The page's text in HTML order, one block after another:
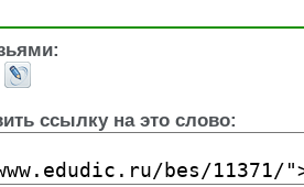
ссылку на это слово: